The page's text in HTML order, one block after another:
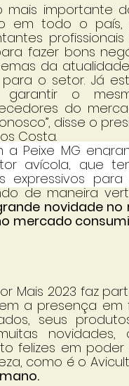
mais importante
em todo o
fazer bons
da
o setor. Já
garantir o
do
disse o
Costa.
Peixe MG
avícola, que
expressivos
de maneira
novidade
mercado
Mais 2023 faz
a presença
seus
felizes em
como é o